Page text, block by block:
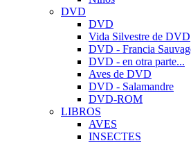
DVD
DVD
Vida Silvestre de DVD
DVD - Francia
DVD - en otra parte...
Aves de DVD
DVD - Salamandre
DVD-ROM
LIBROS
AVES
INSECTES